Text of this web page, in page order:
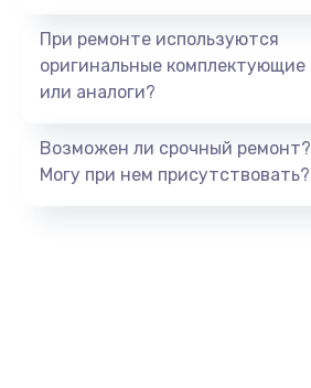
При ремонте используются
оригинальные комплектующие
или аналоги?
Возможен ли срочный ремонт?
Могу при нем присутствовать?